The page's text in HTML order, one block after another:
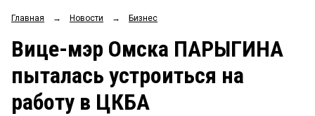
ОБЩЕСТВО
ЗАКОН
НОВОСТИ КОМПАНИЙ
Рейтинги
Блоги
Главная → Новости → Бизнес
Вице-мэр Омска ПАРЫГИНА
пыталась устроиться на
работу в ЦКБА